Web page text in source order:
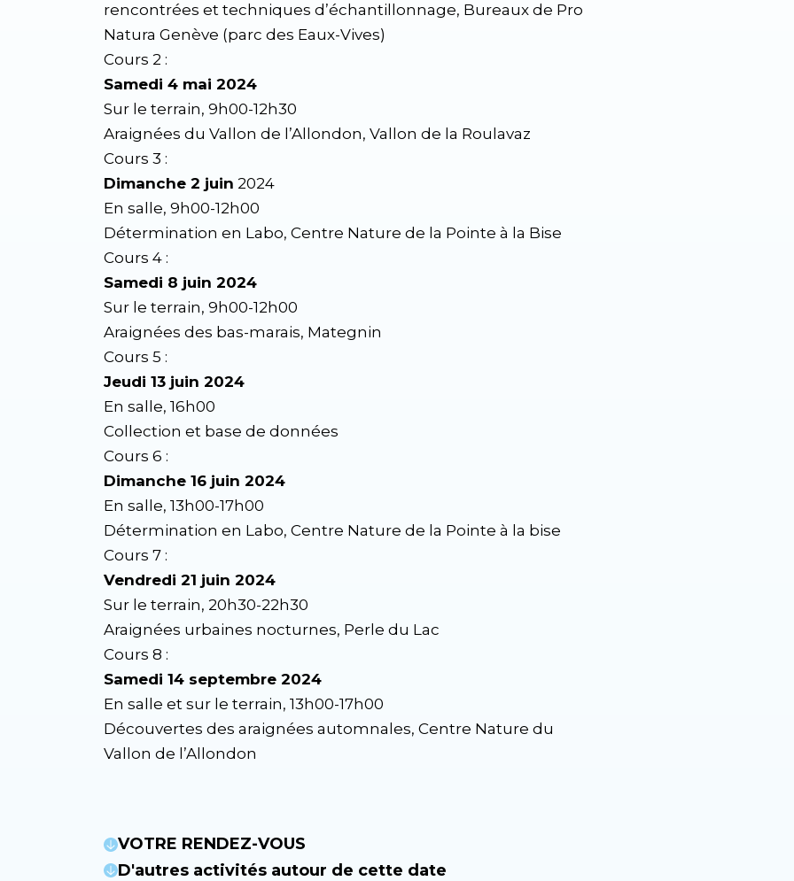
rencontrées et techniques d’échantillonnage, Bureaux de Pro
Natura Genève (parc des Eaux-Vives)
Cours 2 :
Samedi 4 mai 2024
Sur le terrain, 9h00-12h30
Araignées du Vallon de l’Allondon, Vallon de la Roulavaz
Cours 3 :
Dimanche 2 juin 2024
En salle, 9h00-12h00
Détermination en Labo, Centre Nature de la Pointe à la Bise
Cours 4 :
Samedi 8 juin 2024
Sur le terrain, 9h00-12h00
Araignées des bas-marais, Mategnin
Cours 5 :
Jeudi 13 juin 2024
En salle, 16h00
Collection et base de données
Cours 6 :
Dimanche 16 juin 2024
En salle, 13h00-17h00
Détermination en Labo, Centre Nature de la Pointe à la bise
Cours 7 :
Vendredi 21 juin 2024
Sur le terrain, 20h30-22h30
Araignées urbaines nocturnes, Perle du Lac
Cours 8 :
Samedi 14 septembre 2024
En salle et sur le terrain, 13h00-17h00
Découvertes des araignées automnales, Centre Nature du
Vallon de l’Allondon
VOTRE RENDEZ-VOUS
D'autres activités autour de cette date